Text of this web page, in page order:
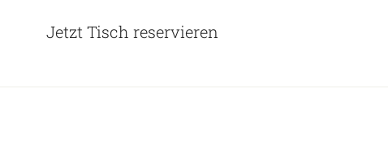
Jetzt Tisch reservieren